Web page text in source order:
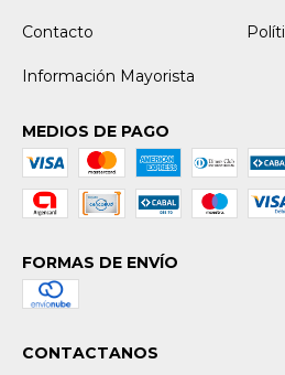
Contacto
Información Mayorista
MEDIOS DE PAGO
FORMAS DE ENVÍO
CONTACTANOS